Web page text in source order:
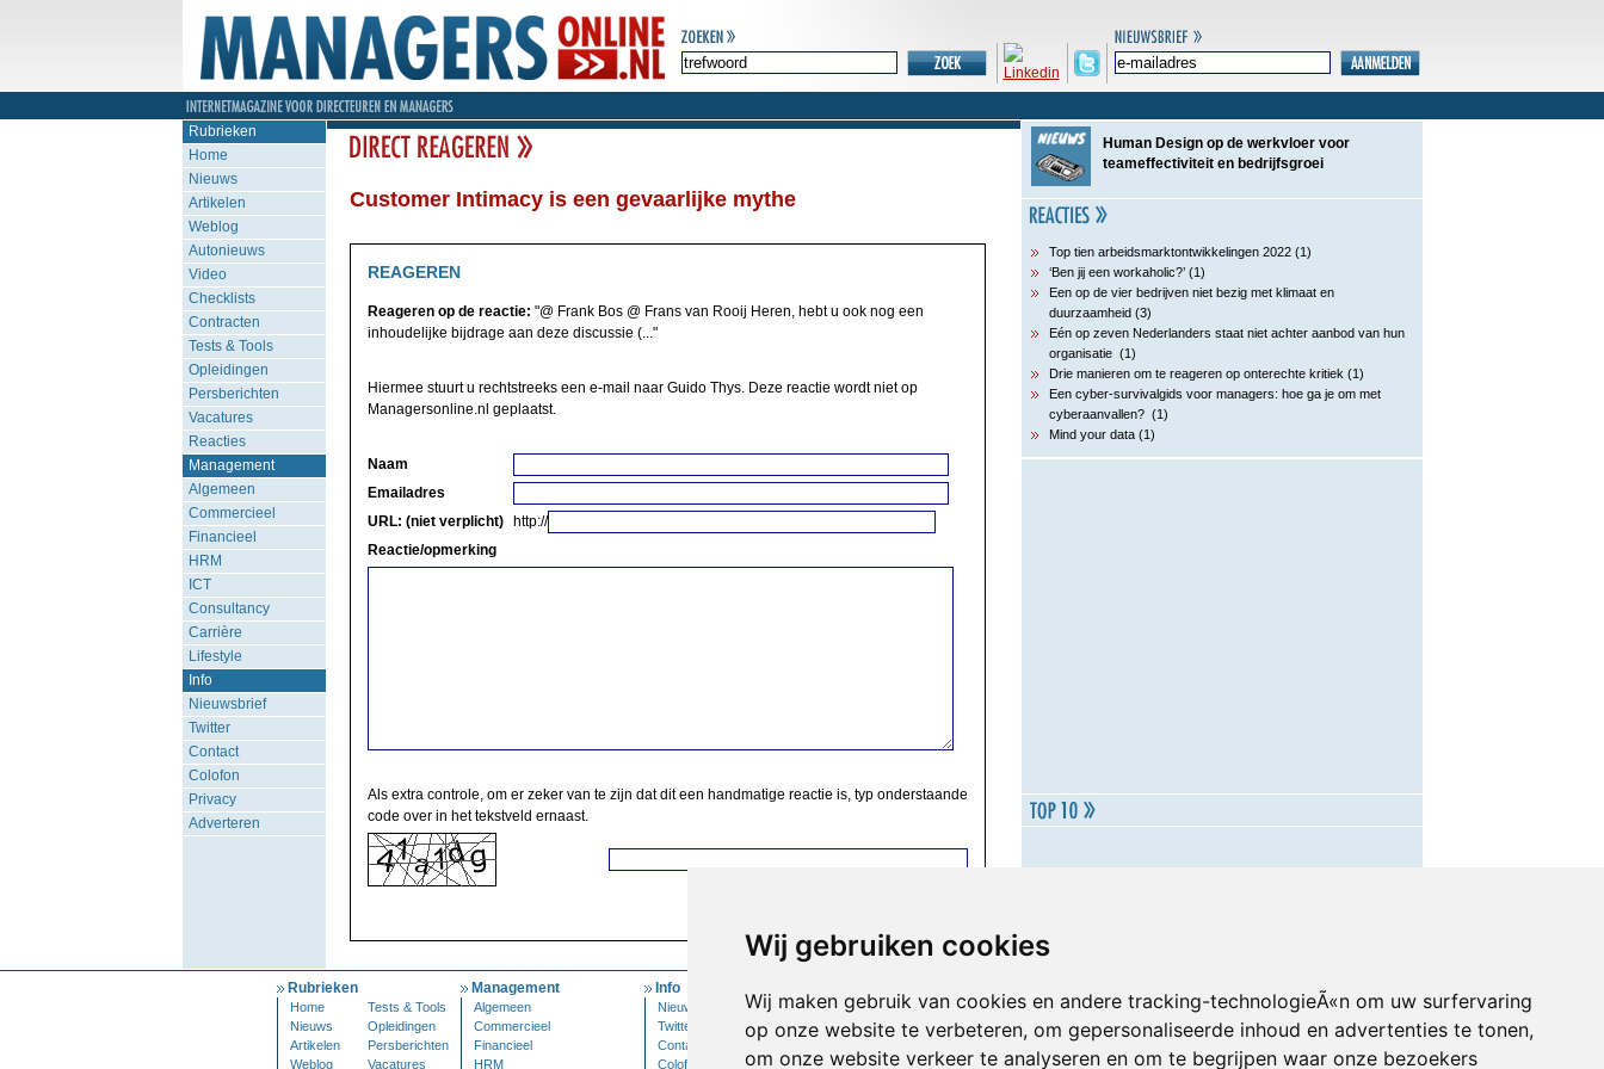
Wij gebruiken cookies
Wij maken gebruik van cookies en andere tracking-technologieÃ«n om uw surfervaring
op onze website te verbeteren, om gepersonaliseerde inhoud en advertenties te tonen,
om onze website verkeer te analyseren en om te begrijpen waar onze bezoekers
Rubrieken
Home
Nieuws
Artikelen
Weblog
Autonieuws
Video
Checklists
Contracten
Tests & Tools
Opleidingen
Persberichten
Vacatures
Reacties
Management
Algemeen
Commercieel
Financieel
HRM
ICT
Consultancy
Carrière
Lifestyle
Info
Nieuwsbrief
Twitter
Contact
Colofon
Privacy
Adverteren
Customer Intimacy is een gevaarlijke mythe
REAGEREN
Reageren op de reactie: "@ Frank Bos @ Frans van Rooij Heren, hebt u ook nog een
inhoudelijke bijdrage aan deze discussie (..."
Hiermee stuurt u rechtstreeks een e-mail naar Guido Thys. Deze reactie wordt niet op
Managersonline.nl geplaatst.
Naam
Emailadres
URL: (niet verplicht)
http://
Reactie/opmerking
Als extra controle, om er zeker van te zijn dat dit een handmatige reactie is, typ onderstaande
code over in het tekstveld ernaast.
Human Design op de werkvloer voor
teameffectiviteit en bedrijfsgroei
Top tien arbeidsmarktontwikkelingen 2022 (1)
‘Ben jij een workaholic?’ (1)
Een op de vier bedrijven niet bezig met klimaat en
duurzaamheid (3)
Eén op zeven Nederlanders staat niet achter aanbod van hun
organisatie (1)
Drie manieren om te reageren op onterechte kritiek (1)
Een cyber-survivalgids voor managers: hoe ga je om met
cyberaanvallen? (1)
Mind your data (1)
Rubrieken
Home
Tests & Tools
Nieuws
Opleidingen
Artikelen
Persberichten
Weblog
Vacatures
Management
Algemeen
Commercieel
Financieel
HRM
Info
Nieuwsbrief
Twitter
Contact
Colofon
Inloggen